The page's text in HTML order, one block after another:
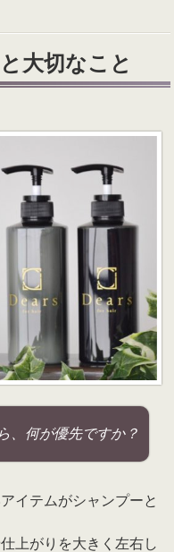
大切なこと
、何が優先ですか？
イテムがシャンプーと
上がりを大きく左右し